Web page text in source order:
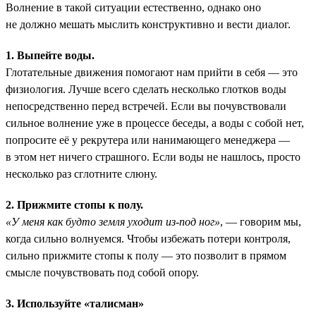
Волнение в такой ситуации естественно, однако оно
не должно мешать мыслить конструктивно и вести диалог.
1. Выпейте воды.
Глотательные движения помогают нам прийти в себя — это
физиология. Лучше всего сделать несколько глотков воды
непосредственно перед встречей. Если вы почувствовали
сильное волнение уже в процессе беседы, а воды с собой нет,
попросите её у рекрутера или нанимающего менеджера —
в этом нет ничего страшного. Если воды не нашлось, просто
несколько раз сглотните слюну.
2. Прижмите стопы к полу.
«У меня как будто земля уходит из-под ног», — говорим мы,
когда сильно волнуемся. Чтобы избежать потери контроля,
сильно прижмите стопы к полу — это позволит в прямом
смысле почувствовать под собой опору.
3. Используйте «талисман»